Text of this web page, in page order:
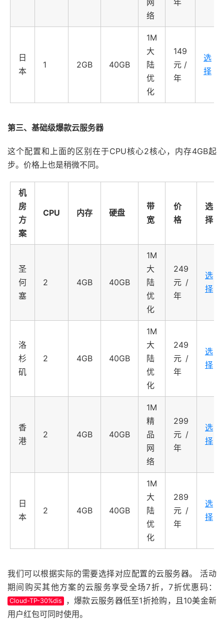
络
日
本
1 2GB 40GB
1M
大
陆
优
化
149
元/
年
选
择
第三、基础级爆款云服务器
这个配置和上面的区别在于CPU核心2核心，内存4GB起
步。价格上也是稍微不同。
机
房
方
案
CPU 内存 硬盘
带
宽
价
格
选
择
圣
何
塞
2 4GB 40GB
1M
大
陆
优
化
249
元/
年
选
择
洛
杉
矶
2 4GB 40GB
1M
大
陆
优
化
249
元/
年
选
择
香
港
2 4GB 40GB
1M
精
品
网
络
299
元/
年
选
择
日
本
2 4GB 40GB
1M
大
陆
优
化
289
元/
年
选
择
我们可以根据实际的需要选择对应配置的云服务器。 活动
期间购买其他方案的云服务享受全场7折，7折优惠码：
Cloud-TP-30%dis
，爆款云服务器低至1折抢购，且10美金新
用户红包可同时使用。